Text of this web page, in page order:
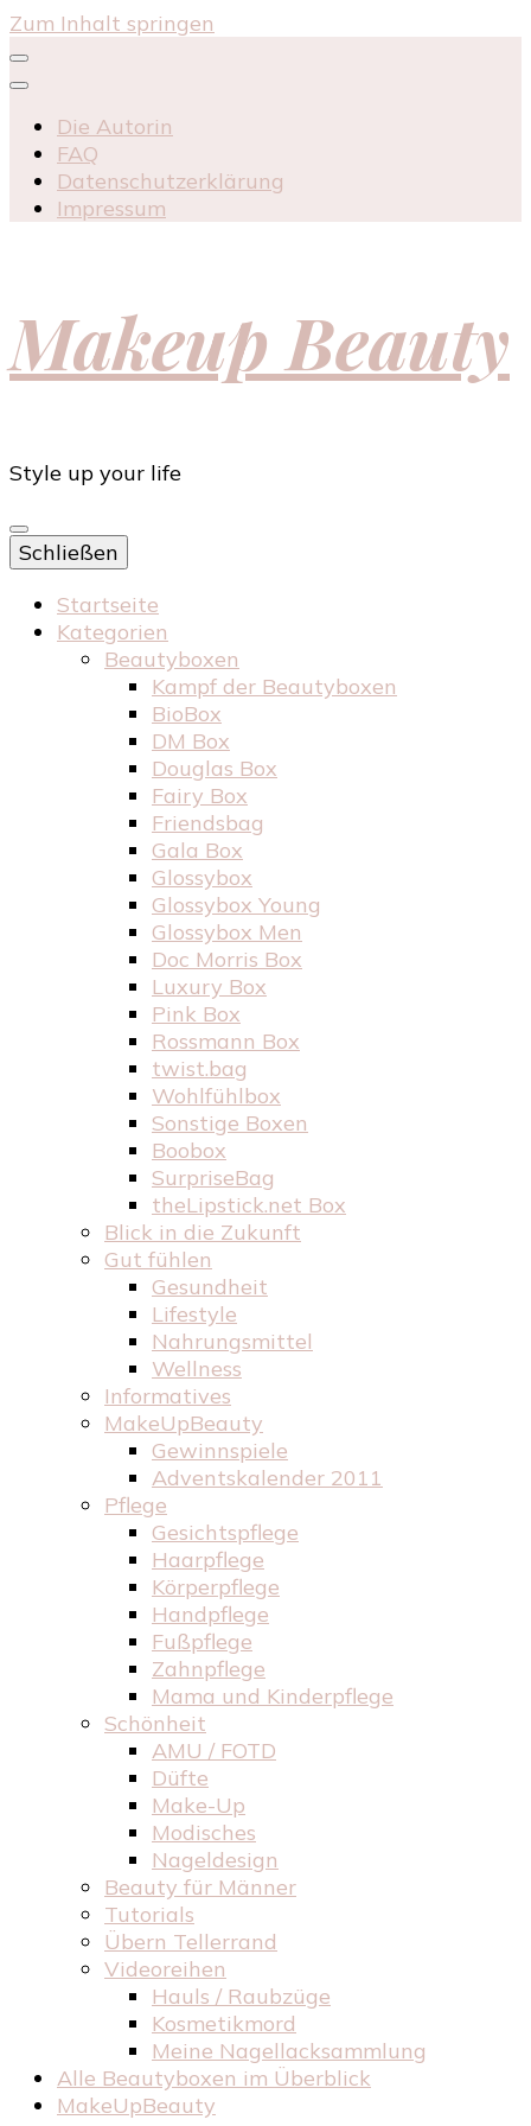
Zum Inhalt springen
Die Autorin
FAQ
Datenschutzerklärung
Impressum
Makeup Beauty
Style up your life
Schließen
Startseite
Kategorien
Beautyboxen
Kampf der Beautyboxen
BioBox
DM Box
Douglas Box
Fairy Box
Friendsbag
Gala Box
Glossybox
Glossybox Young
Glossybox Men
Doc Morris Box
Luxury Box
Pink Box
Rossmann Box
twist.bag
Wohlfühlbox
Sonstige Boxen
Boobox
SurpriseBag
theLipstick.net Box
Blick in die Zukunft
Gut fühlen
Gesundheit
Lifestyle
Nahrungsmittel
Wellness
Informatives
MakeUpBeauty
Gewinnspiele
Adventskalender 2011
Pflege
Gesichtspflege
Haarpflege
Körperpflege
Handpflege
Fußpflege
Zahnpflege
Mama und Kinderpflege
Schönheit
AMU / FOTD
Düfte
Make-Up
Modisches
Nageldesign
Beauty für Männer
Tutorials
Übern Tellerrand
Videoreihen
Hauls / Raubzüge
Kosmetikmord
Meine Nagellacksammlung
Alle Beautyboxen im Überblick
MakeUpBeauty